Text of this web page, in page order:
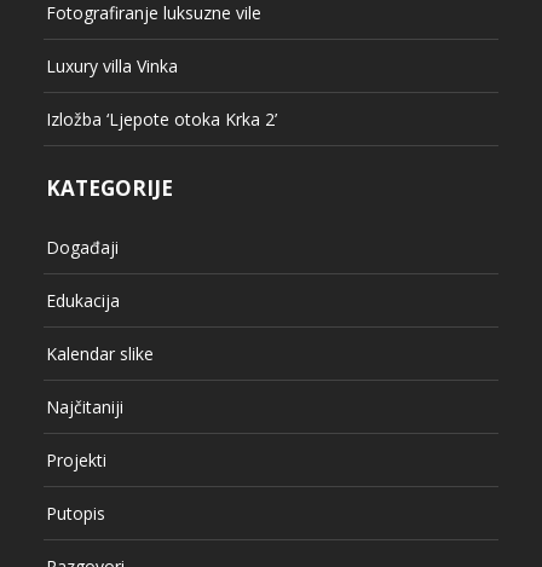
Fotografiranje luksuzne vile
Luxury villa Vinka
Izložba ‘Ljepote otoka Krka 2’
KATEGORIJE
Događaji
Edukacija
Kalendar slike
Najčitaniji
Projekti
Putopis